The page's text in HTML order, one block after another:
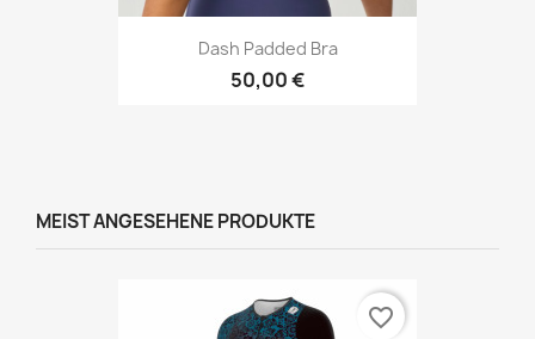
Dash Padded Bra
50,00 €
MEIST ANGESEHENE PRODUKTE
favorite_border